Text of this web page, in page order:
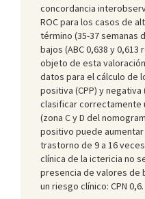
concordancia
ROC para los casos de
término (35-37 semanas
bajos (ABC 0,638 y
objeto de esta
datos para el cálculo de
positiva (CPP) y negativa
clasificar correctamente
(zona C y D del
positivo puede
trastorno de 9 a 16
clínica de la ictericia no
presencia de valores de
un riesgo clínico: CPN 0,6.